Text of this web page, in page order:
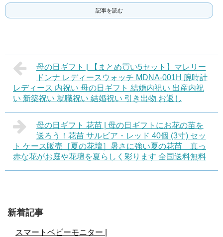
記事を読む
母の日ギフト | 【まとめ買い5セット】マレリー
ドンナ レディースウォッチ MDNA-001H 腕時計
レディース 内祝い 母の日ギフト 結婚内祝い 出産内祝
い 新築祝い 就職祝い 結婚祝い 引き出物 お返し
母の日ギフト 花苗 | 母の日ギフトにお花の苗を
送ろう！花苗 サルビア・レッド 40個 (3寸) セッ
ト ケース販売［夏の花壇］暑さに強い夏の花苗 真っ
赤な花がお庭や花壇を夏らしく彩ります 全国送料無料
新着記事
スマートベビーモニター |